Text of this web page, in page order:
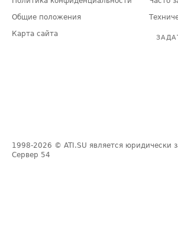
Общие положения
Карта сайта
1998-2026 © ATI.SU является юридически
Сервер 54